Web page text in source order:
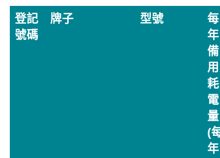
登記
號碼
牌子 型號
每
年
備
用
耗
電
量
(
年